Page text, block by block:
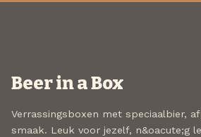
Beer in a Box
Verrassingsboxen met speciaalbier,
smaak. Leuk voor jezelf, n&oacute;g